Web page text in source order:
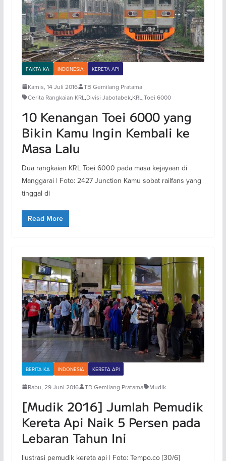
FAKTA KA INDONESIA KERETA API
Kamis, 14 Juli 2016
TB Gemilang Pratama
Cerita Rangkaian KRL,Divisi Jabotabek,KRL,Toei 6000
10 Kenangan Toei 6000 yang
Bikin Kamu Ingin Kembali ke
Masa Lalu
Dua rangkaian KRL Toei 6000 pada masa kejayaan di
Manggarai | Foto: 2427 Junction Kamu sobat railfans yang
tinggal di
Read More
BERITA KA INDONESIA KERETA API
Rabu, 29 Juni 2016 TB Gemilang Pratama Mudik
[Mudik 2016] Jumlah Pemudik
Kereta Api Naik 5 Persen pada
Lebaran Tahun Ini
Ilustrasi pemudik kereta api | Foto: Tempo.co [30/6]